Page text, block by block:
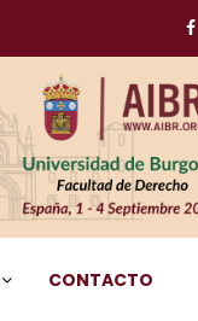
CONTACTO